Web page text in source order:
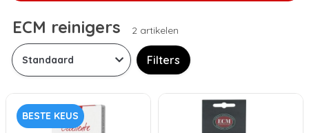
ECM reinigers 2 artikelen
Filters
BESTE KEUS